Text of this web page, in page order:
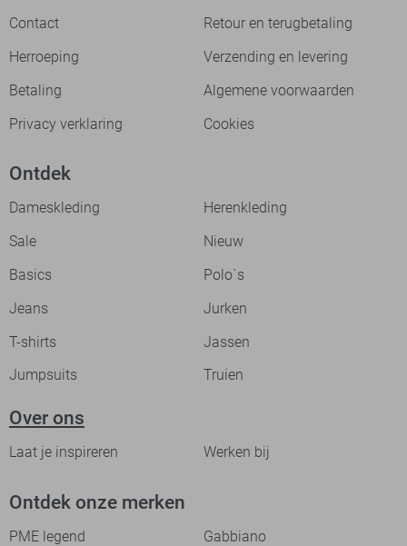
Contact
Retour en terugbetaling
Herroeping
Verzending en levering
Betaling
Algemene voorwaarden
Privacy verklaring
Cookies
Ontdek
Dameskleding
Herenkleding
Sale
Nieuw
Basics
Polo`s
Jeans
Jurken
T-shirts
Jassen
Jumpsuits
Truien
Over ons
Laat je inspireren Werken bij
Ontdek onze merken
PME legend
Gabbiano